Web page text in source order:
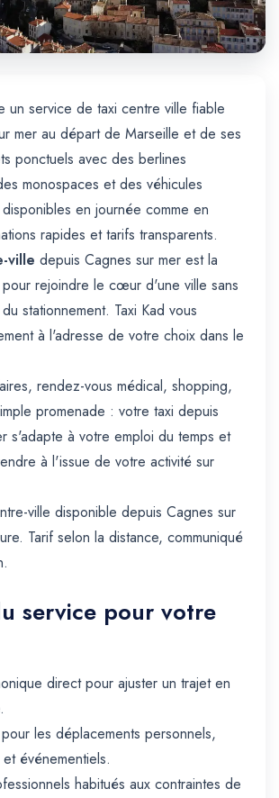
un service de taxi centre ville fiable
mer au départ de Marseille et de ses
ponctuels avec des berlines
monospaces et des véhicules
en journée comme en
rapides et tarifs transparents.
ville depuis Cagnes sur mer est la
rejoindre le cœur d'une ville sans
stationnement. Taxi Kad vous
à l'adresse de votre choix dans le
rendez-vous médical, shopping,
promenade : votre taxi depuis
s'adapte à votre emploi du temps et
à l'issue de votre activité sur
ville disponible depuis Cagnes sur
Tarif selon la distance, communiqué
service pour votre
direct pour ajuster un trajet en
les déplacements personnels,
événementiels.
habitués aux contraintes de